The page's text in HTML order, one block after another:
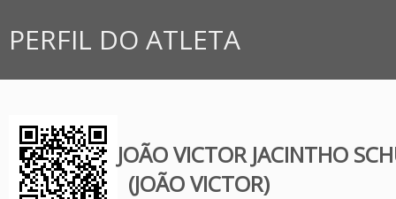
PERFIL DO ATLETA
JOÃO VICTOR JACINTHO
(JOÃO VICTOR)